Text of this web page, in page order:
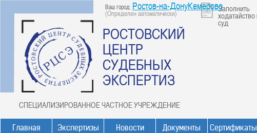
Ваш город: Ростов-на-ДонуКемерово
(Определен автоматически)
РОСТОВСКИЙ
ЦЕНТР
СУДЕБНЫХ
ЭКСПЕРТИЗ
СПЕЦИАЛИЗИРОВАННОЕ ЧАСТНОЕ УЧРЕЖДЕНИЕ
Заполнить
ходатайство
суд
Главная Экспертизы Новости Документы Сертификаты